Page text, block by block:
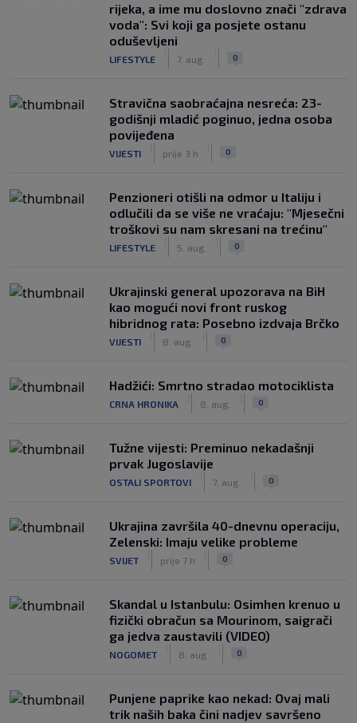
rijeka, a ime mu doslovno znači "zdrava
voda": Svi koji ga posjete ostanu
oduševljeni
LIFESTYLE 7. aug. 0
Stravična saobraćajna nesreća: 23-
godišnji mladić poginuo, jedna osoba
povijeđena
VIJESTI prije 3 h 0
Penzioneri otišli na odmor u Italiju i
odlučili da se više ne vraćaju: "Mjesečni
troškovi su nam skresani na trećinu"
LIFESTYLE 5. aug. 0
Ukrajinski general upozorava na BiH
kao mogući novi front ruskog
hibridnog rata: Posebno izdvaja Brčko
VIJESTI 8. aug. 0
Hadžići: Smrtno stradao motociklista
CRNA HRONIKA 8. aug. 0
Tužne vijesti: Preminuo nekadašnji
prvak Jugoslavije
OSTALI SPORTOVI 7. aug. 0
Ukrajina završila 40-dnevnu operaciju,
Zelenski: Imaju velike probleme
SVIJET prije 7 h 0
Skandal u Istanbulu: Osimhen krenuo u
fizički obračun sa Mourinom, saigrači
ga jedva zaustavili (VIDEO)
NOGOMET 8. aug. 0
Punjene paprike kao nekad: Ovaj mali
trik naših baka čini nadjev savršeno